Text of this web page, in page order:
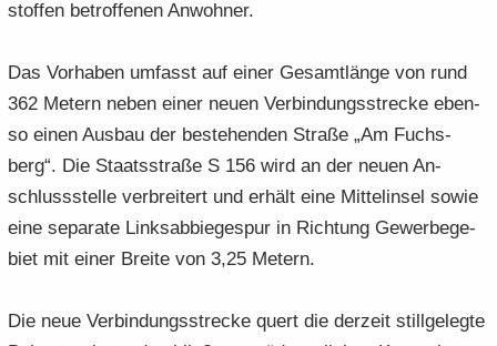
stof­fen be­trof­fe­nen An­woh­ner.
Das Vor­ha­ben um­fasst auf einer Ge­samt­län­ge von rund
362 Me­tern neben einer neuen Ver­bin­dungs­stre­cke eben­
so einen Aus­bau der be­stehen­den Stra­ße „Am Fuchs­
berg“. Die Staats­stra­ße S 156 wird an der neuen An­
schluss­stel­le ver­brei­tert und er­hält eine Mit­tel­in­sel sowie
eine se­pa­ra­te Links­ab­bie­ge­spur in Rich­tung Ge­wer­be­ge­
biet mit einer Brei­te von 3,25 Me­tern.
Die neue Ver­bin­dungs­stre­cke quert die der­zeit still­ge­leg­te